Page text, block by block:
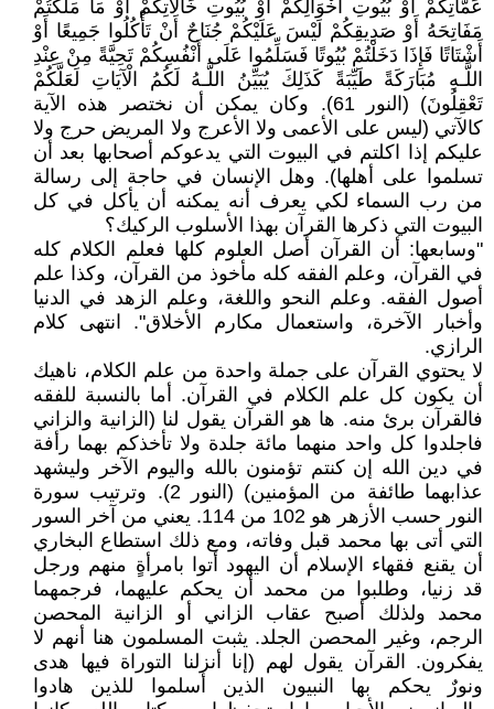
عَمَّاتِكُمْ أَوْ بُيُوتِ أَخْوَالِكُمْ أَوْ بُيُوتِ خَالَاتِكُمْ أَوْ مَا مَلَكْتُمْ
مَفَاتِحَهُ أَوْ صَدِيقِكُمْ لَيْسَ عَلَيْكُمْ جُنَاحٌ أَنْ تَأْكُلُوا جَمِيعًا أَوْ
أَشْتَاتًا فَإِذَا دَخَلْتُمْ بُيُوتًا فَسَلِّمُوا عَلَى أَنْفُسِكُمْ تَحِيَّةً مِنْ عِنْدِ
اللَّـهِ مُبَارَكَةً طَيِّبَةً كَذَلِكَ يُبَيِّنُ اللَّـهُ لَكُمُ الْآيَاتِ لَعَلَّكُمْ
تَعْقِلُونَ) (النور 61). وكان يمكن أن نختصر هذه الآية
كالآتي (ليس على الأعمى ولا الأعرج ولا المريض حرج ولا
عليكم إذا اكلتم في البيوت التي يدعوكم أصحابها بعد أن
تسلموا على أهلها). وهل الإنسان في حاجة إلى رسالة
من رب السماء لكي يعرف أنه يمكنه أن يأكل في كل
البيوت التي ذكرها القرآن بهذا الأسلوب الركيك؟
"وسابعها: أن القرآن أصل العلوم كلها فعلم الكلام كله
في القرآن، وعلم الفقه كله مأخوذ من القرآن، وكذا علم
أصول الفقه. وعلم النحو واللغة، وعلم الزهد في الدنيا
وأخبار الآخرة، واستعمال مكارم الأخلاق". انتهى كلام
الرازي.
لا يحتوي القرآن على جملة واحدة من علم الكلام، ناهيك
أن يكون كل علم الكلام في القرآن. أما بالنسبة للفقه
فالقرآن برئ منه. ها هو القرآن يقول لنا (الزانية والزاني
فاجلدوا كل واحد منهما مائة جلدة ولا تأخذكم بهما رأفة
في دين الله إن كنتم تؤمنون بالله واليوم الآخر وليشهد
عذابهما طائفة من المؤمنين) (النور 2). وترتيب سورة
النور حسب الأزهر هو 102 من 114. يعني من آخر السور
التي أتى بها محمد قبل وفاته، ومع ذلك استطاع البخاري
أن يقنع فقهاء الإسلام أن اليهود أتوا بامرأةٍ منهم ورجل
قد زنيا، وطلبوا من محمد أن يحكم عليهما، فرجمهما
محمد ولذلك أصبح عقاب الزاني أو الزانية المحصن
الرجم، وغير المحصن الجلد. يثبت المسلمون هنا أنهم لا
يفكرون. القرآن يقول لهم (إنا أنزلنا التوراة فيها هدى
ونورٌ يحكم بها النبيون الذين أسلموا للذين هادوا